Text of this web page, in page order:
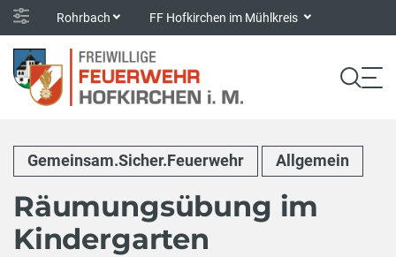
Rohrbach FF Hofkirchen im Mühlkreis
Gemeinsam.Sicher.Feuerwehr Allgemein
Räumungsübung im
Kindergarten